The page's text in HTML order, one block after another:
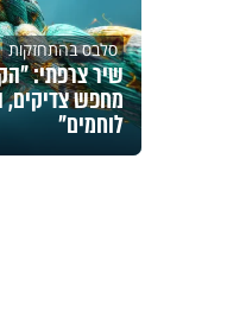
סלבס בהתחזקות
שיר צרפתי:
מחפש
לוחמים"